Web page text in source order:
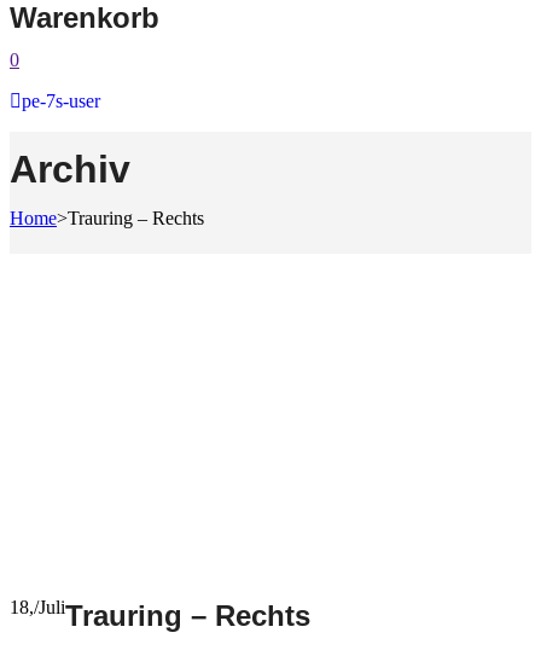
Warenkorb
0
pe-7s-user
Archiv
Home>Trauring – Rechts
18,/JuliTrauring – Rechts